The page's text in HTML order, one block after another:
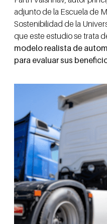
adjunto de la Escuela de
Sostenibilidad de la
que este estudio se trata
modelo realista de
para evaluar sus